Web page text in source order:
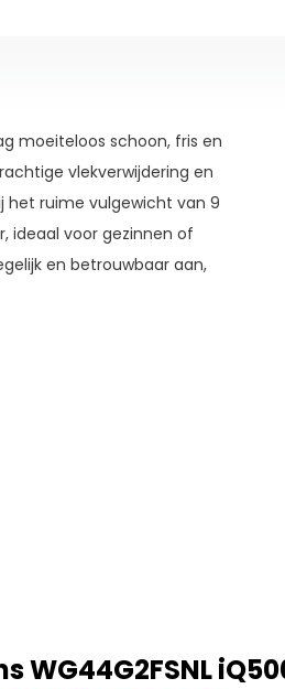
moeiteloos schoon, fris en
vlekverwijdering en
het ruime vulgewicht van 9
ideaal voor gezinnen of
en betrouwbaar aan,
per wasbeurt precies
systeem werkt vanzelf,
wanneer je weinig tijd
WG44G2FSNL